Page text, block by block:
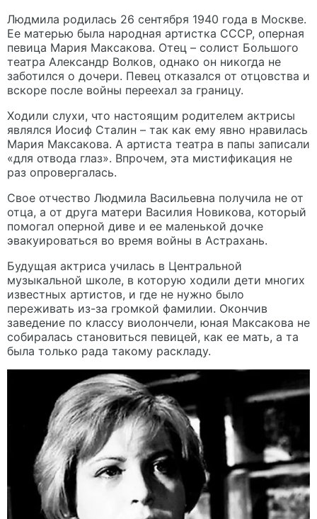
Людмила родилась 26 сентября 1940 года в Москве.
Ее матерью была народная артистка СССР, оперная
певица Мария Максакова. Отец – солист Большого
театра Александр Волков, однако он никогда не
заботился о дочери. Певец отказался от отцовства и
вскоре после войны переехал за границу.
Ходили слухи, что настоящим родителем актрисы
являлся Иосиф Сталин – так как ему явно нравилась
Мария Максакова. А артиста театра в папы записали
«для отвода глаз». Впрочем, эта мистификация не
раз опровергалась.
Свое отчество Людмила Васильевна получила не от
отца, а от друга матери Василия Новикова, который
помогал оперной диве и ее маленькой дочке
эвакуироваться во время войны в Астрахань.
Будущая актриса училась в Центральной
музыкальной школе, в которую ходили дети многих
известных артистов, и где не нужно было
переживать из-за громкой фамилии. Окончив
заведение по классу виолончели, юная Максакова не
собиралась становиться певицей, как ее мать, а та
была только рада такому раскладу.